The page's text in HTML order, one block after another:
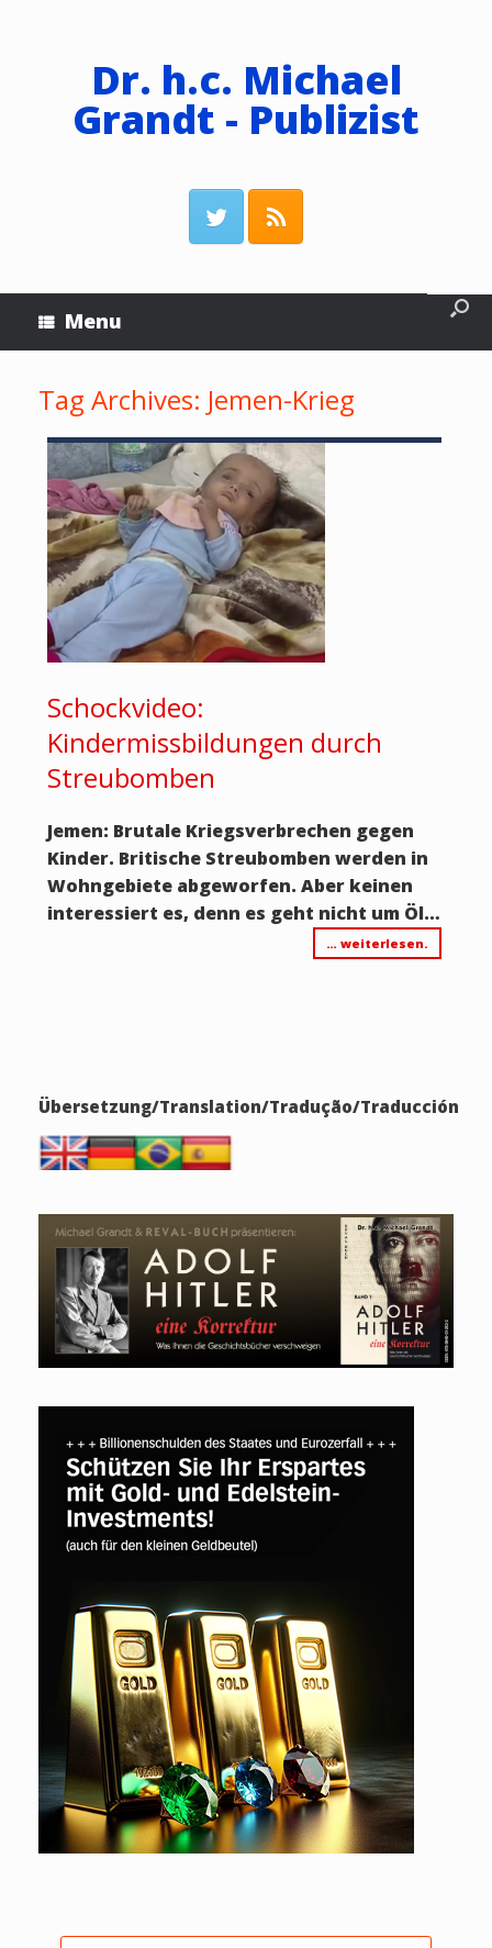
Dr. h.c. Michael
Grandt - Publizist
Menu
Tag Archives: Jemen-Krieg
Schockvideo:
Kindermissbildungen durch
Streubomben
Jemen: Brutale Kriegsverbrechen gegen
Kinder. Britische Streubomben werden in
Wohngebiete abgeworfen. Aber keinen
interessiert es, denn es geht nicht um Öl…
… weiterlesen.
Übersetzung/Translation/Tradução/Traducción